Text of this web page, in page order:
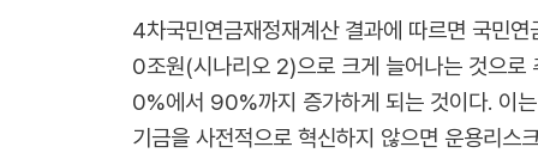
4차국민연금재정재계산 결과에 따르면 국
0조원(시나리오 2)으로 크게 늘어나는 것으로
0%에서 90%까지 증가하게 되는 것이다. 이
기금을 사전적으로 혁신하지 않으면 운용리스